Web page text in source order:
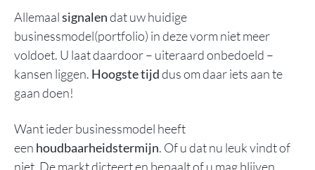
Allemaalsignalendat uw huidige
businessmodel(portfolio) in deze vorm niet meer
voldoet. U laat daardoor – uiteraard onbedoeld –
kansen liggen. Hoogste tijddus om daar iets aan te
gaan doen!
Want ieder businessmodel heeft
een houdbaarheidstermijn. Of u dat nu leuk vindt of
niet. De markt dicteert en bepaalt of u mag blijven